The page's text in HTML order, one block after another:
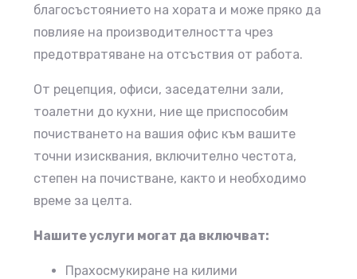
благосъстоянието на хората и може пряко да
повлияе на производителността чрез
предотвратяване на отсъствия от работа.
От рецепция, офиси, заседателни зали,
тоалетни до кухни, ние ще приспособим
почистването на вашия офис към вашите
точни изисквания, включително честота,
степен на почистване, както и необходимо
време за целта.
Нашите услуги могат да включват:
Прахосмукиране на килими